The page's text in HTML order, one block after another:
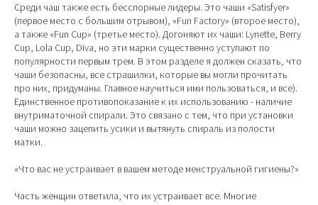
Среди чаш также есть бесспорные лидеры. Это чаши «Satisfyer»
(первое место с большим отрывом), «Fun Factory» (второе место),
а также «Fun Cup» (третье место). Догоняют их чаши: Lynette, Berry
Cup, Lola Cup, Diva, но эти марки существенно уступают по
популярности первым трем. В этом разделе я должен сказать, что
чаши безопасны, все страшилки, которые вы могли прочитать
про них, придуманы. Главное научиться ими пользоваться, и все).
Единственное противопоказание к их использованию - наличие
внутриматочной спирали. Это связано с тем, что при установки
чаши можно зацепить усики и вытянуть спираль из полости
матки.
«Что вас не устраивает в вашем методе менструальной гигиены?»
Часть женщин ответила, что их устраивает все. Многие